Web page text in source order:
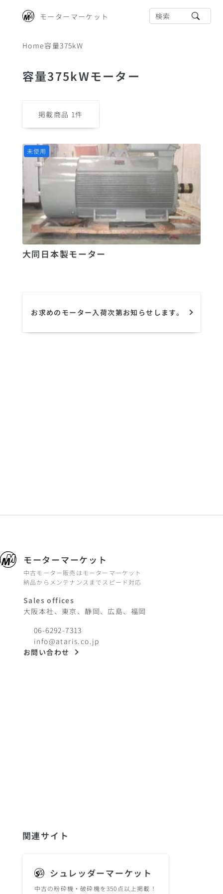
モーターマーケット 検索
Home容量375kW
容量375kWモーター
掲載商品 1件
大同日本製モーター
未使用
お求めのモーター入荷次第お知らせします。
モーターマーケット
中古モーター販売はモーターマーケット
納品からメンテナンスまでスピード対応
Sales offices
大阪本社、東京、静岡、広島、福岡
06-6292-7313
info@ataris.co.jp
お問い合わせ
関連サイト
シュレッダーマーケット
中古の粉砕機・破砕機を350点以上掲載！